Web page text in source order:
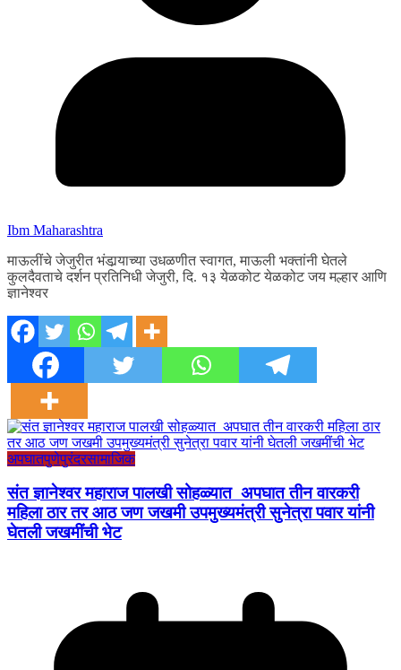
Ibm Maharashtra
माऊलींचे जेजुरीत भंडार्‍याच्या उधळणीत स्वागत, माऊली भक्तांनी घेतले
कुलदैवताचे दर्शन प्रतिनिधी जेजुरी, दि. १३ येळकोट येळकोट जय मल्हार आणि
ज्ञानेश्वर
अपघातपुणेपुरंदरसामाजिक
संत ज्ञानेश्वर महाराज पालखी सोहळ्यात अपघात तीन वारकरी
महिला ठार तर आठ जण जखमी उपमुख्यमंत्री सुनेत्रा पवार यांनी
घेतली जखमींची भेट